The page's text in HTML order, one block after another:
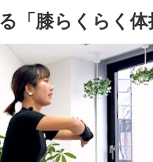
「膝らくらく体